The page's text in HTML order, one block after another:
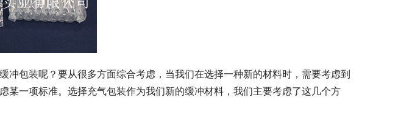
冲包装呢？要从很多方面综合考虑，当我们在选择一种新的材料时，需要考虑到
某一项标准。选择充气包装作为我们新的缓冲材料，我们主要考虑了这几个方